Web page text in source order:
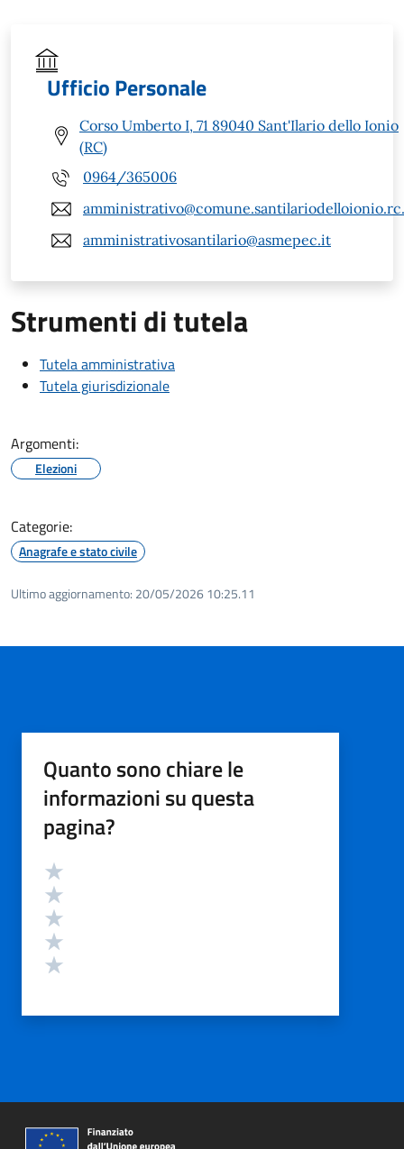
Ufficio Personale
Corso Umberto I, 71 89040 Sant'Ilario dello Ionio
(RC)
0964/365006
amministrativosantilario@asmepec.it
Strumenti di tutela
Tutela amministrativa
Tutela giurisdizionale
Argomenti:
Elezioni
Categorie:
Anagrafe e stato civile
Ultimo aggiornamento: 20/05/2026 10:25.11
Quanto sono chiare le
informazioni su questa
pagina?
Valutazione